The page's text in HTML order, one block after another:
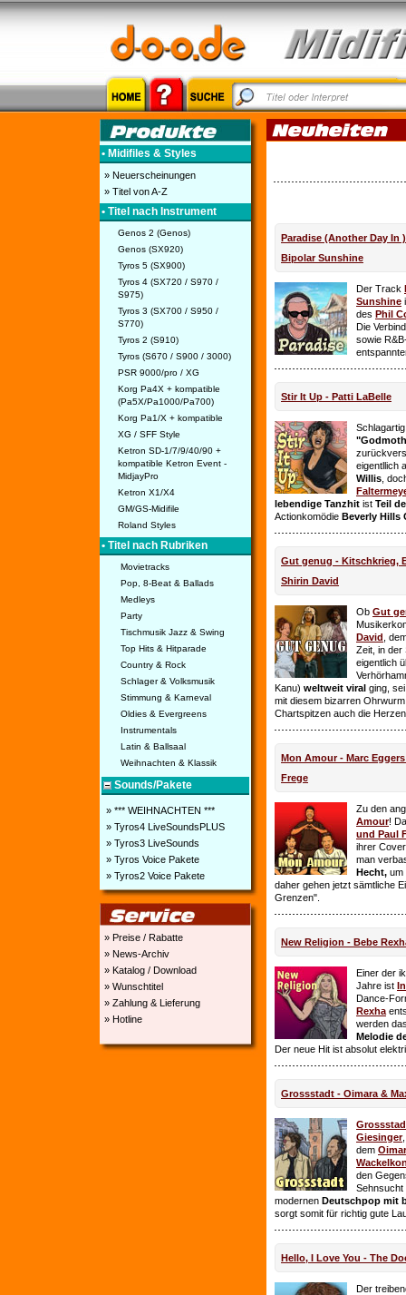
• Midifiles & Styles
» Neuerscheinungen
» Titel von A-Z
• Titel nach Instrument
Genos 2 (Genos)
Genos (SX920)
Tyros 5 (SX900)
Tyros 4 (SX720 / S970 /
S975)
Tyros 3 (SX700 / S950 /
S770)
Tyros 2 (S910)
Tyros (S670 / S900 / 3000)
PSR 9000/pro / XG
Korg Pa4X + kompatible
(Pa5X/Pa1000/Pa700)
Korg Pa1/X + kompatible
XG / SFF Style
Ketron SD-1/7/9/40/90 +
kompatible Ketron Event -
MidjayPro
Ketron X1/X4
GM/GS-Midifile
Roland Styles
• Titel nach Rubriken
Movietracks
Pop, 8-Beat & Ballads
Medleys
Party
Tischmusik Jazz & Swing
Top Hits & Hitparade
Country & Rock
Schlager & Volksmusik
Stimmung & Karneval
Oldies & Evergreens
Instrumentals
Latin & Ballsaal
Weihnachten & Klassik
Sounds/Pakete
» *** WEIHNACHTEN ***
» Tyros4 LiveSoundsPLUS
» Tyros3 LiveSounds
» Tyros Voice Pakete
» Tyros2 Voice Pakete
» Preise / Rabatte
» News-Archiv
» Katalog / Download
» Wunschtitel
» Zahlung & Lieferung
» Hotline
Paradise (Another Day In
Bipolar Sunshine
Der Track
Sunshine
des Phil
Die
sowie
Stir It Up - Patti LaBelle
eigentllich
Willis ,
lebendige Tanzhit ist Teil
Actionkomödie Beverly Hills
Gut genug - Kitschkrieg,
Shirin David
Ob Gut
David ,
Zeit, in der
eigentlich
Kanu) weltweit viral ging,
mit diesem bizarren
Chartspitzen auch die
Mon Amour - Marc
Frege
Zu den
Amour!
und Paul
ihrer
man
Hecht, um
daher gehen jetzt sämtliche
Grenzen".
New Religion - Bebe
Einer der
Jahre ist
Dance-
Rexha
werden
Melodie
Der neue Hit ist absolut
Grossstadt - Oimara &
Giesinger
dem
den
Sehnsucht
modernen Deutschpop mit
sorgt somit für richtig gute
Hello, I Love You - The
Der